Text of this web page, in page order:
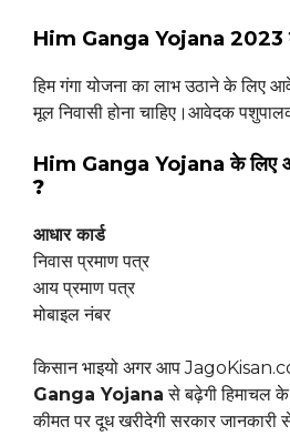
Him Ganga Yojana 2023 के
हिम गंगा योजना का लाभ उठाने के लिए
मूल निवासी होना चाहिए।आवेदक
Him Ganga Yojana के लिए
?
आधार कार्ड
निवास प्रमाण पत्र
आय प्रमाण पत्र
मोबाइल नंबर
किसान भाइयो अगर आप
Ganga Yojana से बढ़ेगी हिमाचल
कीमत पर दूध खरीदेगी सरकार